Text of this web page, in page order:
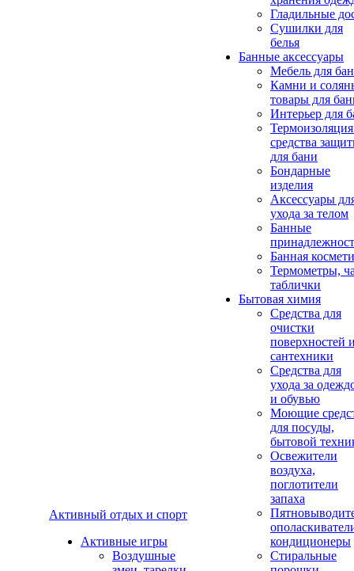
Активный отдых и спорт
Активные игры
Воздушные
Гладильные
Сушилки для
белья
Банные аксессуары
Мебель для
Камни и
товары для
Интерьер для
средства
для бани
Бондарные
изделия
Аксеcсуары
ухода за телом
Банные
Банная
Термометры,
таблички
Бытовая химия
Средства для
очистки
поверхностей
сантехники
Средства для
ухода за
и обувью
Моющие
для посуды,
бытовой
Освежители
воздуха,
поглотители
запаха
кондиционеры
Стиральные